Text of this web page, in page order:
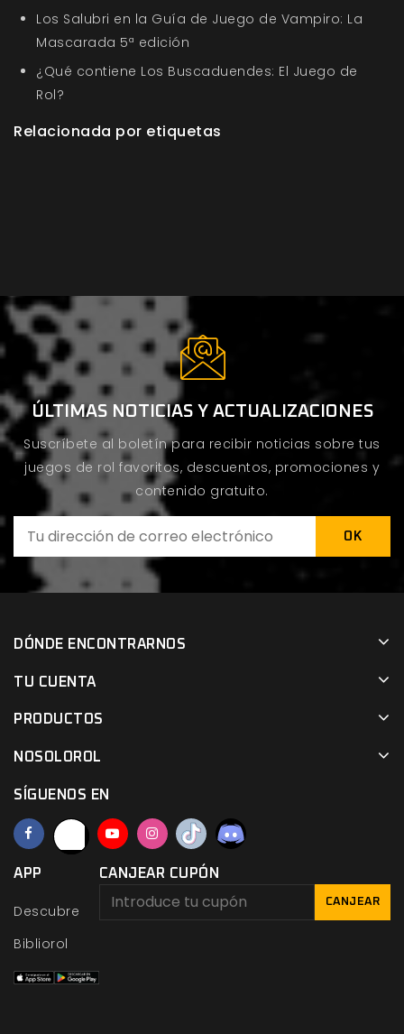
Los Salubri en la Guía de Juego de Vampiro: La
Mascarada 5ª edición
¿Qué contiene Los Buscaduendes: El Juego de
Rol?
Relacionada por etiquetas
ÚLTIMAS NOTICIAS Y ACTUALIZACIONES
Suscríbete al boletín para recibir noticias sobre tus
juegos de rol favoritos, descuentos, promociones y
contenido gratuito.
DÓNDE ENCONTRARNOS
TU CUENTA
PRODUCTOS
NOSOLOROL
SÍGUENOS EN
APP
Descubre
Bibliorol
CANJEAR CUPÓN
CANJEAR